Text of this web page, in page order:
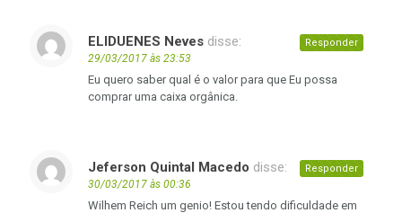
ELIDUENES Neves disse:
29/03/2017 às 23:53
Eu quero saber qual é o valor para que Eu possa
comprar uma caixa orgânica.
Responder
Jeferson Quintal Macedo disse:
30/03/2017 às 00:36
Wilhem Reich um genio! Estou tendo dificuldade em
Responder